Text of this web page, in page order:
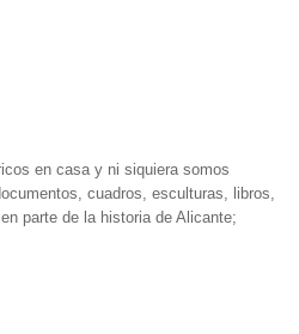
en casa y ni siquiera somos
cuadros, esculturas, libros,
parte de la historia de Alicante;